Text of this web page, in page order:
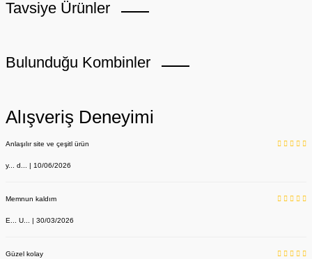
Tavsiye Ürünler
Bulunduğu Kombinler
Alışveriş Deneyimi
Anlaşılır site ve çeşitl ürün
y... d... | 10/06/2026
Memnun kaldım
E... U... | 30/03/2026
Güzel kolay